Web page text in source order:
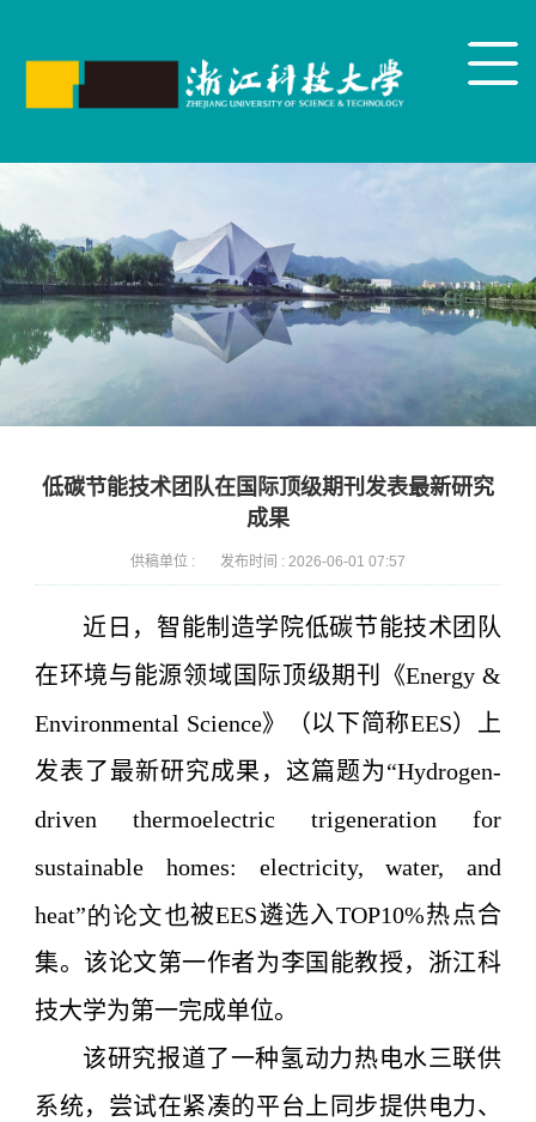
低碳节能技术团队在国际顶级期刊发表最新研究
成果
供稿单位 : 发布时间 : 2026-06-01 07:57
近日，智能制造学院低碳节能技术团队
在环境与能源领域国际顶级期刊《Energy &
Environmental Science》（以下简称EES）上
发表了最新研究成果，这篇题为“Hydrogen-
driven thermoelectric trigeneration for
sustainable homes: electricity, water, and
heat”的论文也被EES遴选入TOP10%热点合
集。该论文第一作者为李国能教授，浙江科
技大学为第一完成单位。
该研究报道了一种氢动力热电水三联供
系统，尝试在紧凑的平台上同步提供电力、